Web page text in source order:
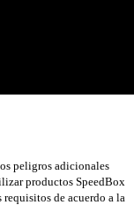
peligros adicionales
productos SpeedBox
de acuerdo a la